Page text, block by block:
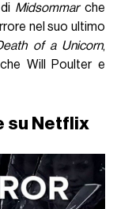
Midsommar che
nel suo ultimo
of a Unicorn,
Will Poulter e
su Netflix